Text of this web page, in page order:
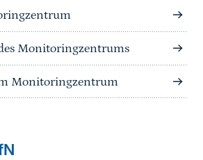
Monitoringzentrums
Monitoringzentrum